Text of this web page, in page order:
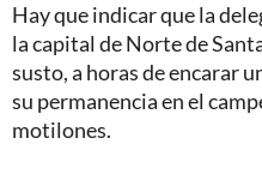
Hay que indicar que la
la capital de Norte de
susto, a horas de encarar
su permanencia en el
motilones.